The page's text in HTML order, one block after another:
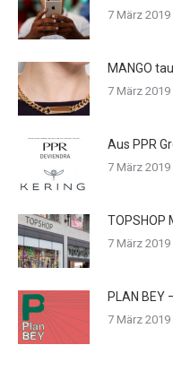
7 März 2019
MANGO
7 März 2019
Aus PPR
7 März 2019
TOPSHOP
7 März 2019
PLAN
7 März 2019